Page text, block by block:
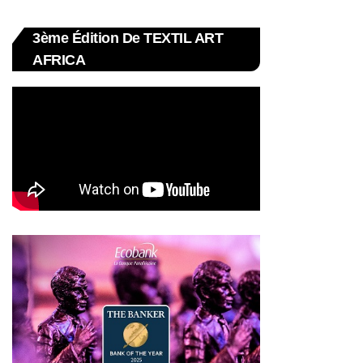
3ème Édition De TEXTIL ART
AFRICA